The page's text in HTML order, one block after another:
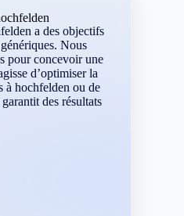
a des objectifs
Nous
pour concevoir une
d’optimiser la
à hochfelden ou de
des résultats